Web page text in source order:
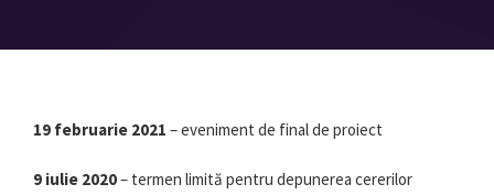
19 februarie 2021 – eveniment de final de proiect
9 iulie 2020– termen limită pentru depunerea cererilor